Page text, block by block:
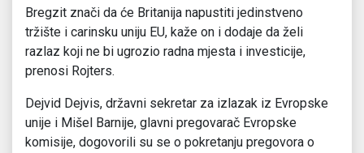
Bregzit znači da će Britanija napustiti jedinstveno
tržište i carinsku uniju EU, kaže on i dodaje da želi
razlaz koji ne bi ugrozio radna mjesta i investicije,
prenosi Rojters.
Dejvid Dejvis, državni sekretar za izlazak iz Evropske
unije i Mišel Barnije, glavni pregovarač Evropske
komisije, dogovorili su se o pokretanju pregovora o